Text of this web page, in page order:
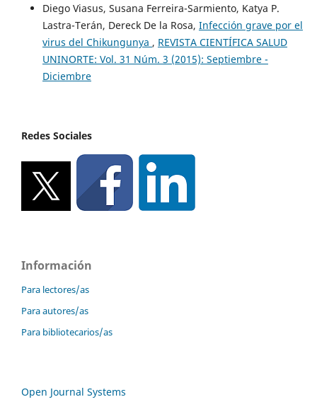
Diego Viasus, Susana Ferreira-Sarmiento, Katya P.
Lastra-Terán, Dereck De la Rosa, Infección grave por el
virus del Chikungunya , REVISTA CIENTÍFICA SALUD
UNINORTE: Vol. 31 Núm. 3 (2015): Septiembre -
Diciembre
Redes Sociales
Información
Para lectores/as
Para autores/as
Para bibliotecarios/as
Open Journal Systems